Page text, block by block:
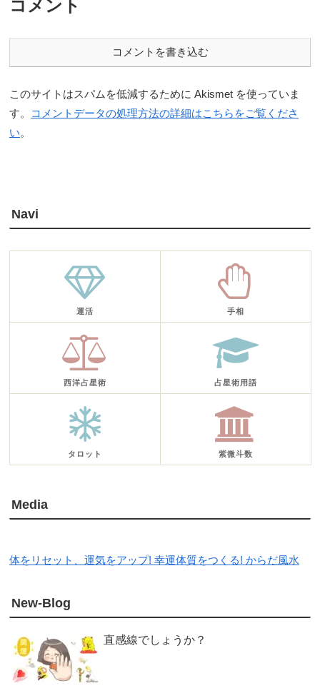
コメント
コメントを書き込む
このサイトはスパムを低減するために Akismet を使っていま
す。
コメントデータの処理方法の詳細はこちらをご覧くださ
い。
Navi
運活 手相
西洋占星術 占星術用語
タロット 紫微斗数
Media
体をリセット、運気をアップ! 幸運体質をつくる! からだ風水
New-Blog
直感線でしょうか？